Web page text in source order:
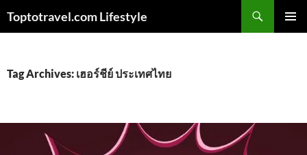
Toptotravel.com Lifestyle
Tag Archives: เฮอร์ชีย์ ประเทศไทย